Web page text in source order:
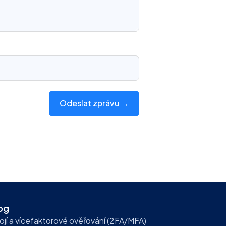
Odeslat zprávu →
a vícefaktorové ověřování (2FA/MFA)